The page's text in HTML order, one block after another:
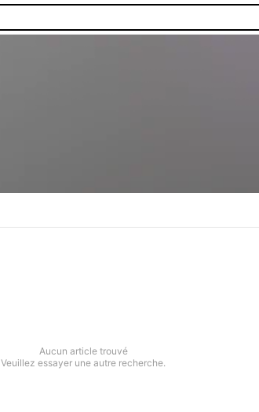
Aucun article trouvé
Veuillez essayer une autre recherche.